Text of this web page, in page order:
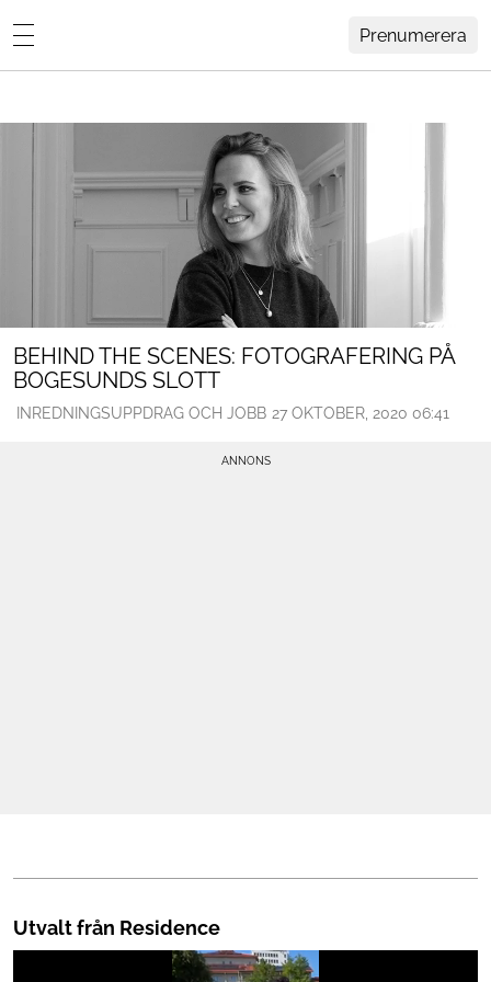
Prenumerera
Arkitektur
Konst
Lovisa Häger MENY
ARKIV
KONTAKT
BEHIND THE SCENES: FOTOGRAFERING PÅ
BOGESUNDS SLOTT
INREDNINGSUPPDRAG OCH JOBB 27 OKTOBER, 2020 06:41
Utvalt från Residence